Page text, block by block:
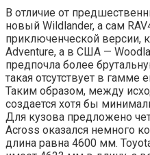
В отличие от
новый Wildlander, а сам
приключенческой версии,
Adventure, а в США —
предпочла более
такая отсутствует в гамме
Таким образом, между
создается хотя бы
Для кузова предложено
Across оказался немного
длина равна 4600 мм.